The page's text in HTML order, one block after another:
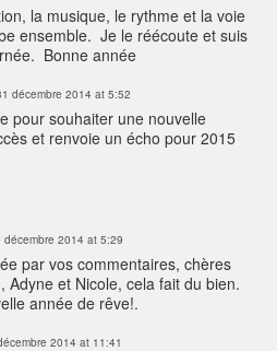
la musique, le rythme et la voie
ensemble. Je le réécoute et suis
Bonne année
décembre 2014 at 5:52
pour souhaiter une nouvelle
et renvoie un écho pour 2015
décembre 2014 at 5:29
par vos commentaires, chères
Adyne et Nicole, cela fait du bien.
année de rêve!.
2014 at 11:41